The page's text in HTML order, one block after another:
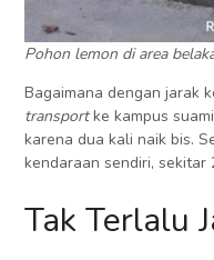
Pohon lemon di area
Bagaimana dengan jarak
transportke kampus
karena dua kali naik bis.
kendaraan sendiri, sekitar
Tak Terlalu